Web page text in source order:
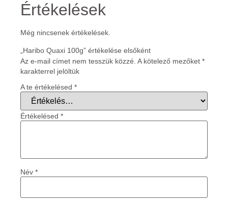
Értékelések
Még nincsenek értékelések.
„Haribo Quaxi 100g” értékelése elsőként
Az e-mail címet nem tesszük közzé. A kötelező mezőket *
karakterrel jelöltük
A te értékelésed *
Értékelésed *
Név *